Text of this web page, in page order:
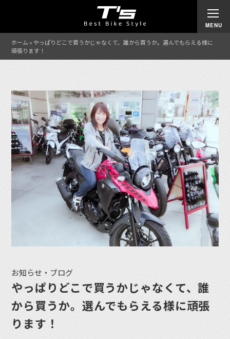
ホーム » やっぱりどこで買うかじゃなくて、誰から買うか。選んでもらえる様に
頑張ります！
お知らせ・ブログ
やっぱりどこで買うかじゃなくて、誰
から買うか。選んでもらえる様に頑張
ります！